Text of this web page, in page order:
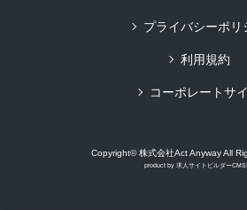
プライバシーポリ
利用規約
コーポレートサ
Copyright© 株式会社Act Anyway All
product by 求人サイトビルダーCMS